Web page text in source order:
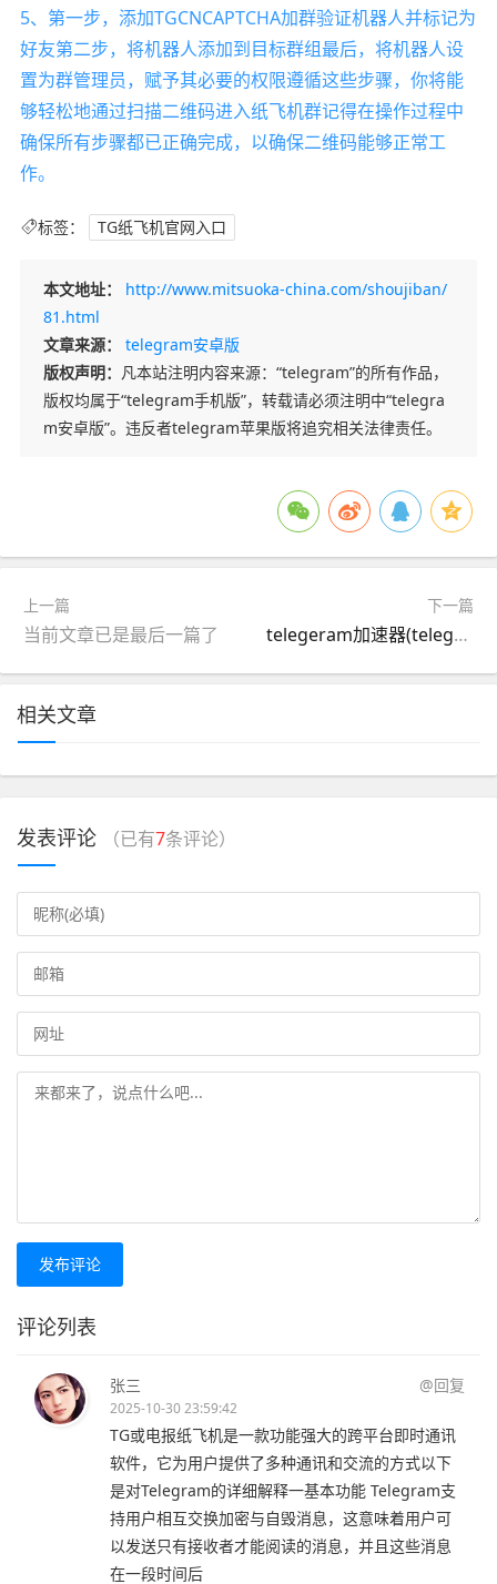
5、第一步，添加TGCNCAPTCHA加群验证机器人并标记为
好友第二步，将机器人添加到目标群组最后，将机器人设
置为群管理员，赋予其必要的权限遵循这些步骤，你将能
够轻松地通过扫描二维码进入纸飞机群记得在操作过程中
确保所有步骤都已正确完成，以确保二维码能够正常工
作。
标签： TG纸飞机官网入口
本文地址：
http://www.mitsuoka-china.com/shoujiban/
81.html
文章来源：
telegram安卓版
版权声明： 凡本站注明内容来源：“telegram”的所有作品，
版权均属于“telegram手机版”，转载请必须注明中“telegra
m安卓版”。违反者telegram苹果版将追究相关法律责任。
上一篇
当前文章已是最后一篇了
下一篇
telegeram加速器(telegeram怎么搜想要的群)
相关文章
发表评论 （已有7条评论）
发布评论
评论列表
张三 @回复
2025-10-30 23:59:42
TG或电报纸飞机是一款功能强大的跨平台即时通讯
软件，它为用户提供了多种通讯和交流的方式以下
是对Telegram的详细解释一基本功能 Telegram支
持用户相互交换加密与自毁消息，这意味着用户可
以发送只有接收者才能阅读的消息，并且这些消息
在一段时间后